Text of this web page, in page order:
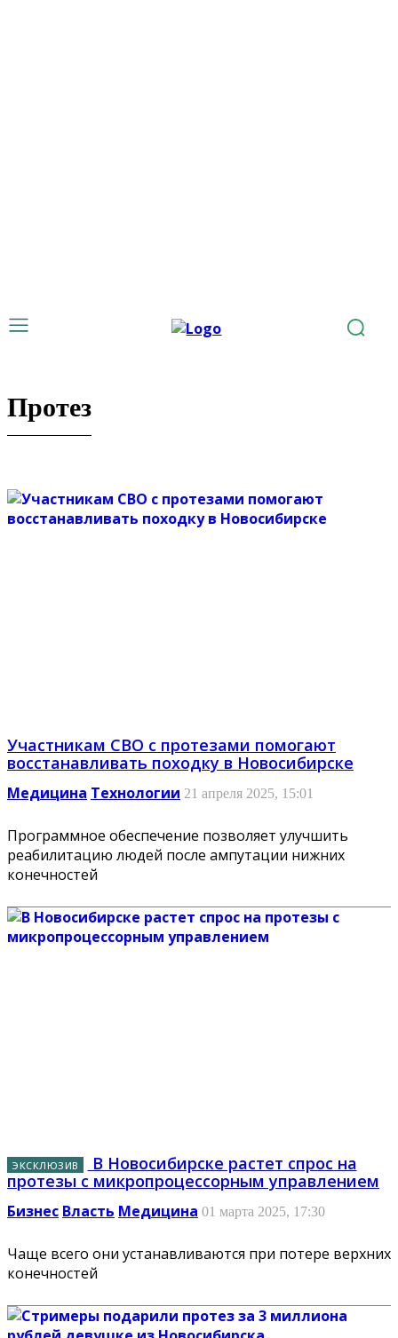
Протез
Участникам СВО с протезами помогают
восстанавливать походку в Новосибирске
Медицина Технологии 21 апреля 2025, 15:01
Программное обеспечение позволяет улучшить
реабилитацию людей после ампутации нижних
конечностей
В Новосибирске растет спрос на
протезы с микропроцессорным управлением
Бизнес Власть Медицина 01 марта 2025, 17:30
Чаще всего они устанавливаются при потере верхних
конечностей